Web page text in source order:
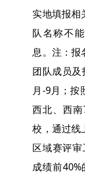
实地填报相
队名称不
息。注：报
团队成员
月-9月；按
西北、西
校，通过线
区域赛评
成绩前